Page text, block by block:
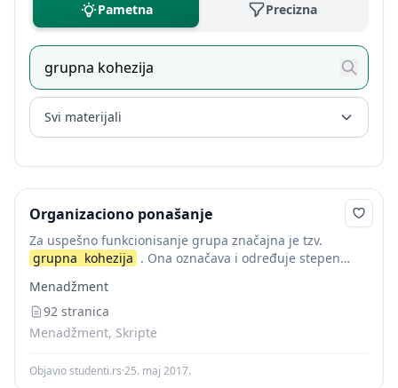
Pametna Precizna
Svi materijali
Organizaciono ponašanje
Za uspešno funkcionisanje grupa značajna je tzv.
grupna kohezija . Ona označava i određuje stepen
omogućava integrisanje pojedinca u rad grupe i njegovo
ponašanje u...
Menadžment
92 stranica
Menadžment, Skripte
Objavio studenti.rs·25. maj 2017.